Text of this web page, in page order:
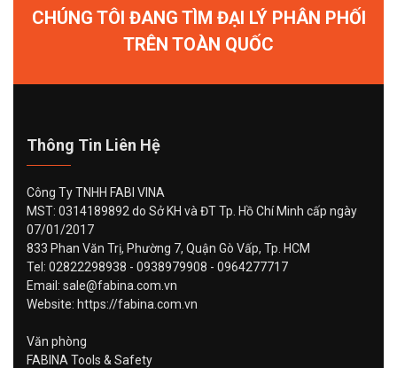
CHÚNG TÔI ĐANG TÌM ĐẠI LÝ PHÂN PHỐI
TRÊN TOÀN QUỐC
Thông Tin Liên Hệ
Công Ty TNHH FABI VINA
MST: 0314189892 do Sở KH và ĐT Tp. Hồ Chí Minh cấp ngày
07/01/2017
833 Phan Văn Trị, Phường 7, Quận Gò Vấp, Tp. HCM
Tel: 02822298938 - 0938979908 - 0964277717
Email: sale@fabina.com.vn
Website: https://fabina.com.vn
Văn phòng
FABINA Tools & Safety